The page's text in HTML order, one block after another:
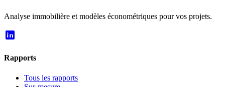
Analyse immobilière et modèles économétriques pour vos projets.
Rapports
Tous les rapports